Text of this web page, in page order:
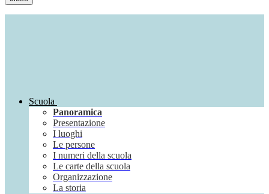
Scuola
Panoramica
Presentazione
I luoghi
Le persone
I numeri della scuola
Le carte della scuola
Organizzazione
La storia